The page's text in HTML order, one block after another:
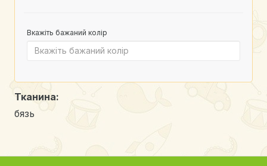
Вкажіть бажаний колір
Тканина:
бязь